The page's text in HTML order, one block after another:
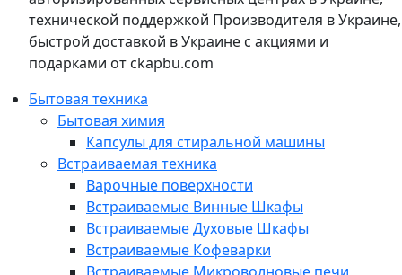
технической поддержкой Производителя в Украине,
быстрой доставкой в Украине с акциями и
подарками от ckapbu.com
Бытовая техника
Бытовая химия
Капсулы для стиральной машины
Встраиваемая техника
Варочные поверхности
Встраиваемые Винные Шкафы
Встраиваемые Духовые Шкафы
Встраиваемые Кофеварки